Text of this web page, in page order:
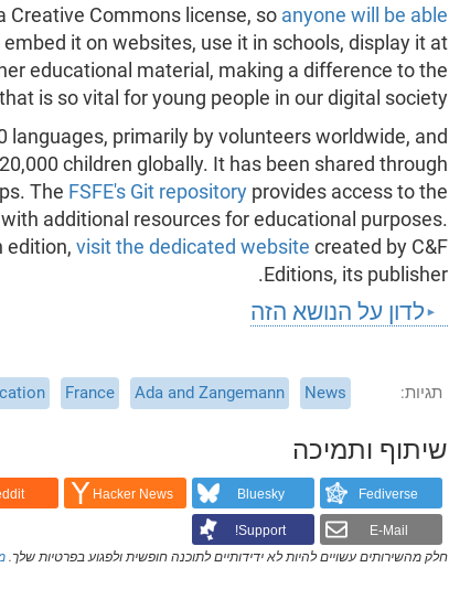
Creative Commons license, so anyone will be able
embed it on websites, use it in schools, display it at
educational material, making a difference to the
is so vital for young people in our digital society.
languages, primarily by volunteers worldwide, and
children globally. It has been shared through
The FSFE's Git repository provides access to the
additional resources for educational purposes.
edition,visit the dedicated website created by C&F
Editions, its publisher.
לדון על הנושא הזה
תגיות News
Ada and Zangemann
France
שיתוף ותמיכה
Fediverse
Bluesky
Hacker News
E-Mail
Support!
חלק מהשירותים עשויים להיות לא ידידותיים לתוכנה חופשית ולפגוע בפרטיות שלך.